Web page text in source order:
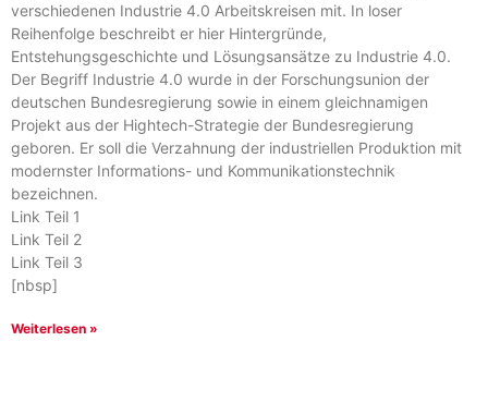
verschiedenen Industrie 4.0 Arbeitskreisen mit. In loser
Reihenfolge beschreibt er hier Hintergründe,
Entstehungsgeschichte und Lösungsansätze zu Industrie 4.0.
Der Begriff Industrie 4.0 wurde in der Forschungsunion der
deutschen Bundesregierung sowie in einem gleichnamigen
Projekt aus der Hightech-Strategie der Bundesregierung
geboren. Er soll die Verzahnung der industriellen Produktion mit
modernster Informations- und Kommunikationstechnik
bezeichnen.
Link Teil 1
Link Teil 2
Link Teil 3
[nbsp]
Weiterlesen »